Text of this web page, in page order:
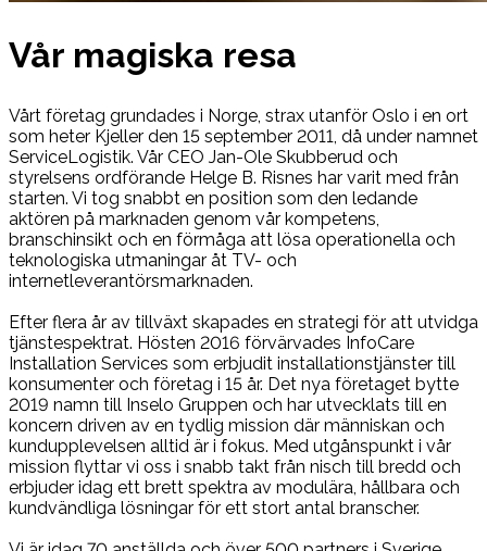
Vår magiska resa
Vårt företag grundades i Norge, strax utanför Oslo i en ort
som heter Kjeller den 15 september 2011, då under namnet
ServiceLogistik. Vår CEO Jan-Ole Skubberud och
styrelsens ordförande Helge B. Risnes har varit med från
starten. Vi tog snabbt en position som den ledande
aktören på marknaden genom vår kompetens,
branschinsikt och en förmåga att lösa operationella och
teknologiska utmaningar åt TV- och
internetleverantörsmarknaden.
Efter flera år av tillväxt skapades en strategi för att utvidga
tjänstespektrat. Hösten 2016 förvärvades InfoCare
Installation Services som erbjudit installationstjänster till
konsumenter och företag i 15 år. Det nya företaget bytte
2019 namn till Inselo Gruppen och har utvecklats till en
koncern driven av en tydlig mission där människan och
kundupplevelsen alltid är i fokus. Med utgånspunkt i vår
mission flyttar vi oss i snabb takt från nisch till bredd och
erbjuder idag ett brett spektra av modulära, hållbara och
kundvändliga lösningar för ett stort antal branscher.